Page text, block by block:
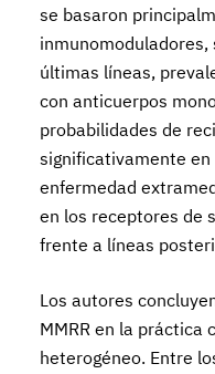
se basaron
inmunomoduladores,
últimas líneas,
con anticuerpos
probabilidades de
significativamente en
enfermedad
en los receptores de
frente a líneas
Los autores
MMRR en la práctica
heterogéneo. Entre